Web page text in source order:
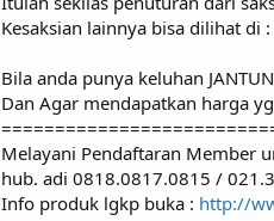
Kesaksian lainnya bisa dilihat di :
Bila anda punya keluhan
Dan Agar mendapatkan harga
Melayani Pendaftaran Member
hub. adi 0818.0817.0815 /
Info produk lgkp buka : http://